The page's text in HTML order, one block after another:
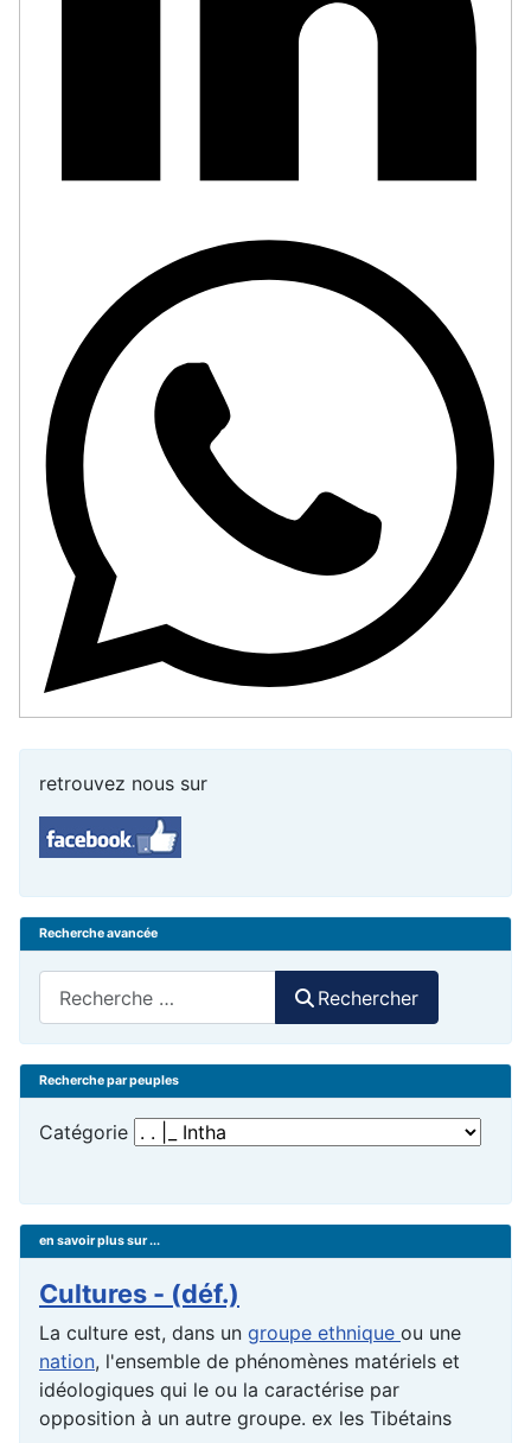
retrouvez nous sur
Recherche avancée
Rechercher
Recherche par peuples
Catégorie
en savoir plus sur ...
Cultures - (déf.)
La culture est, dans un groupe ethnique ou une
nation, l'ensemble de phénomènes matériels et
idéologiques qui le ou la caractérise par
opposition à un autre groupe. ex les Tibétains